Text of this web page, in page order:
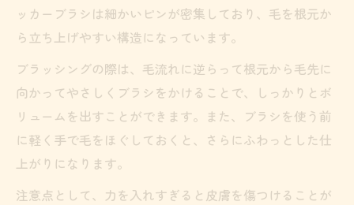
ッカーブラシは細かいピンが密集しており、毛を根元か
ら立ち上げやすい構造になっています。
ブラッシングの際は、毛流れに逆らって根元から毛先に
向かってやさしくブラシをかけることで、しっかりとボ
リュームを出すことができます。また、ブラシを使う前
に軽く手で毛をほぐしておくと、さらにふわっとした仕
上がりになります。
注意点として、力を入れすぎると皮膚を傷つけることが